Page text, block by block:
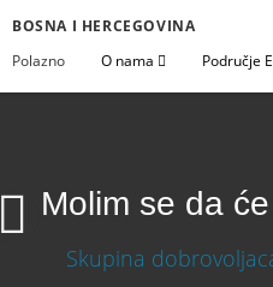
BOSNA I HERCEGOVINA
Polazno
O nama Područje
Molim se da